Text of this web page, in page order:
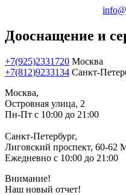
Дооснащение и
+7(925)2331720 Москва
+7(812)9233134 Санкт-
Москва,
Островная улица, 2
Пн-Пт с 10:00 до 21:00
Санкт-Петербург,
Лиговский проспект, 60-62
Ежедневно с 10:00 до 21:00
Внимание!
Наш новый отчет!